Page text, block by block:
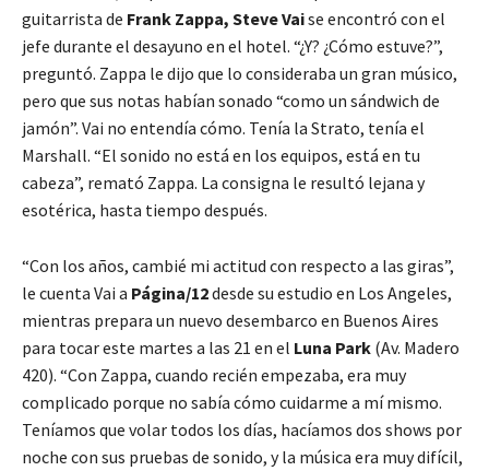
guitarrista de Frank Zappa, Steve Vaise encontró con el
jefe durante el desayuno en el hotel. “¿Y? ¿Cómo estuve?”,
preguntó. Zappa le dijo que lo consideraba un gran músico,
pero que sus notas habían sonado “como un sándwich de
jamón”. Vai no entendía cómo. Tenía la Strato, tenía el
Marshall. “El sonido no está en los equipos, está en tu
cabeza”, remató Zappa. La consigna le resultó lejana y
esotérica, hasta tiempo después.
“Con los años, cambié mi actitud con respecto a las giras”,
le cuenta Vai a Página/12desde su estudio en Los Angeles,
mientras prepara un nuevo desembarco en Buenos Aires
para tocar este martes a las 21 en el Luna Park (Av. Madero
420). “Con Zappa, cuando recién empezaba, era muy
complicado porque no sabía cómo cuidarme a mí mismo.
Teníamos que volar todos los días, hacíamos dos shows por
noche con sus pruebas de sonido, y la música era muy difícil,